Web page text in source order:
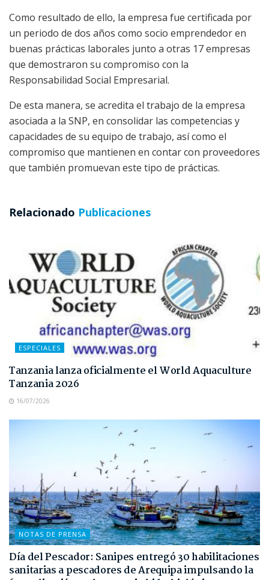
Como resultado de ello, la empresa fue certificada por
un periodo de dos años como socio emprendedor en
buenas prácticas laborales junto a otras 17 empresas
que demostraron su compromiso con la
Responsabilidad Social Empresarial.
De esta manera, se acredita el trabajo de la empresa
asociada a la SNP, en consolidar las competencias y
capacidades de su equipo de trabajo, así como el
compromiso que mantienen en contar con proveedores
que también promuevan este tipo de prácticas.
Relacionado Publicaciones
ESPECIALES
Tanzania lanza oficialmente el World Aquaculture
Tanzania 2026
16/07/2026
NOTAS DE PRENSA
Día del Pescador: Sanipes entregó 30 habilitaciones
sanitarias a pescadores de Arequipa impulsando la